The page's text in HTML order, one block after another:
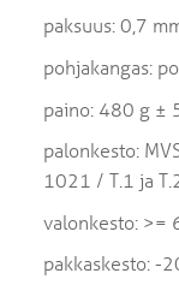
paksuus: 0,7
pohjakangas:
paino: 480 g ±
palonkesto:
1021 / T.1 ja
valonkesto: >=
pakkaskesto: -